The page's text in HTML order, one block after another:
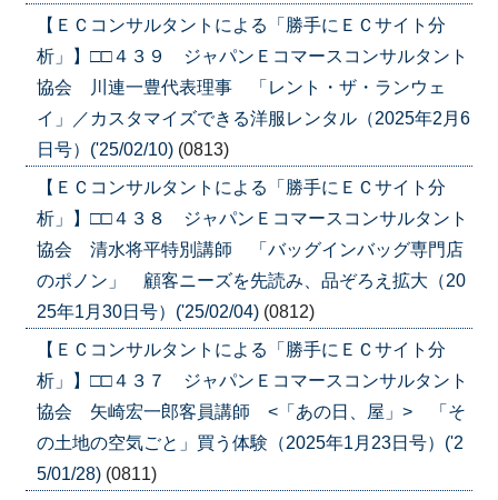
【ＥＣコンサルタントによる「勝手にＥＣサイト分
析」】□□４３９ ジャパンＥコマースコンサルタント
協会 川連一豊代表理事 「レント・ザ・ランウェ
イ」／カスタマイズできる洋服レンタル（2025年2月6
日号）('25/02/10) (0813)
【ＥＣコンサルタントによる「勝手にＥＣサイト分
析」】□□４３８ ジャパンＥコマースコンサルタント
協会 清水将平特別講師 「バッグインバッグ専門店
のポノン」 顧客ニーズを先読み、品ぞろえ拡大（20
25年1月30日号）('25/02/04) (0812)
【ＥＣコンサルタントによる「勝手にＥＣサイト分
析」】□□４３７ ジャパンＥコマースコンサルタント
協会 矢崎宏一郎客員講師 <「あの日、屋」> 「そ
の土地の空気ごと」買う体験（2025年1月23日号）('2
5/01/28) (0811)